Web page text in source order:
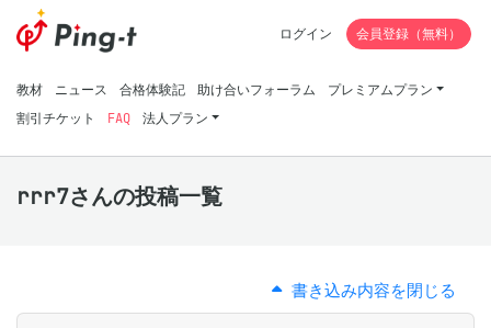
教材 ニュース 合格体験記 助け合いフォーラム
プレミアムプラン
割引チケット
FAQ 法人プラン
ログイン 会員登録（無料）
rrr7さんの投稿一覧
書き込み内容を閉じる